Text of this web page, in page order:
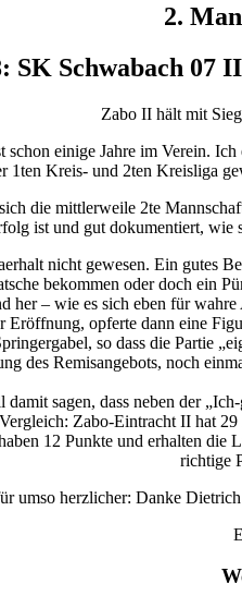
2.
SK Schwabach 07
Zabo II hält mit
schon einige Jahre im Verein.
1ten Kreis- und 2ten Kreisliga
die mittlerweile 2te
ist und gut dokumentiert, wie
nicht gewesen. Ein gutes
bekommen oder doch ein
her – wie es sich eben für
Eröffnung, opferte dann eine
so dass die Partie
des Remisangebots, noch
damit sagen, dass neben der
Zabo-Eintracht II hat
12 Punkte und erhalten
richtige
umso herzlicher: Danke